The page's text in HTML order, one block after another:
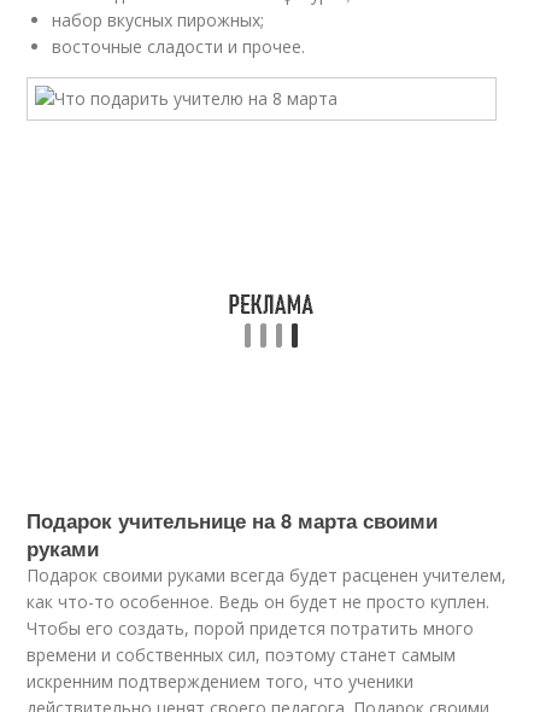
набор вкусных пирожных;
восточные сладости и прочее.
Подарок учительнице на 8 марта своими
руками
Подарок своими руками всегда будет расценен учителем,
как что-то особенное. Ведь он будет не просто куплен.
Чтобы его создать, порой придется потратить много
времени и собственных сил, поэтому станет самым
искренним подтверждением того, что ученики